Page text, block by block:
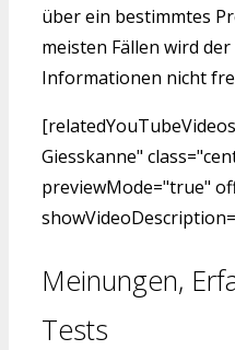
über ein bestimmtes
meisten Fällen wird
Informationen nicht
Giesskanne"
previewMode="true"
Meinungen,
Tests